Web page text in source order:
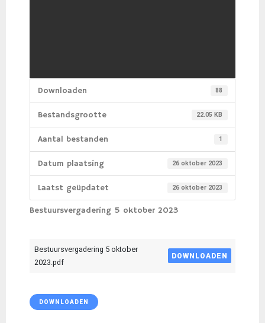
Downloaden 88
Bestandsgrootte 22.05 KB
Aantal bestanden 1
Datum plaatsing 26 oktober 2023
Laatst geüpdatet 26 oktober 2023
Bestuursvergadering 5 oktober 2023
Bestuursvergadering 5 oktober
2023.pdf
DOWNLOADEN
DOWNLOADEN